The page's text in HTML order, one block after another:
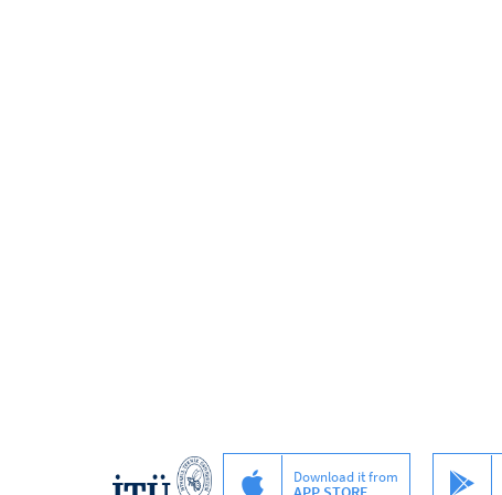
Download it from